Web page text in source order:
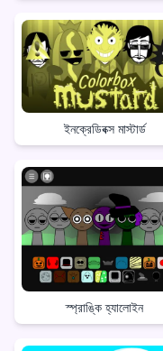
ইনক্রেডিবক্স মাস্টার্ড
স্প্রাঙ্কি হ্যালোইন